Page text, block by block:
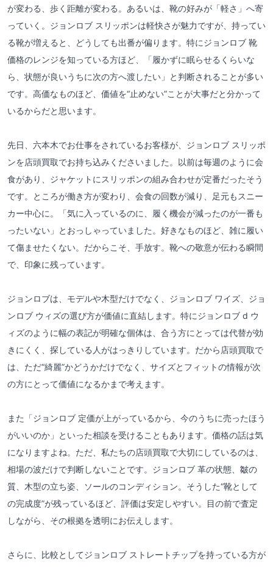
が変わる、歩く距離が変わる。あるいは、靴の好みが「軽さ」へ寄
っていく。ジョンロブ スリッポンは軽快さが魅力ですが、持ってい
る靴が増えると、どうしても出番が偏ります。特にジョンロブ 靴
価格のレンジを知っている方ほど、「履かずに眠らせるくらいな
ら、状態が良いうちに次の方へ渡したい」と判断されることが多い
です。高価なものほど、価値を“止めない”ことが大事だと分かって
いるからだと思います。
先日、六本木でお仕事をされているお客様が、ジョンロブ スリッポ
ンを店頭買取でお持ち込みくださいました。以前は毎週のように会
食があり、ジャケットにスリッポンの組み合わせが定番だったそう
です。ところが働き方が変わり、会食の回数が減り、足元もスニー
カー中心に。「気に入っているのに、履く機会が減ったのが一番も
ったいない」とおっしゃっていました。好きなものほど、雑に履い
て傷ませたくない。だからこそ、手放す。靴への敬意が伝わる瞬間
で、印象に残っています。
ジョンロブは、モデルや木型だけでなく、ジョンロブ ワイズ、ジョ
ンロブ ウィズの選び方が価値に直結します。特にジョンロブ d ウ
ィズのように幅の表記が明確な個体は、合う方にとっては代替が効
きにくく、探している人がはっきりしています。だから店頭買取で
は、ただ“綺麗”かどうかだけでなく、サイズとフィットの情報が次
の方にとって価値になるかまで考えます。
また「ジョンロブ 定価が上がっているから、今のうちに売ったほう
がいいのか」といった相談を受けることもあります。価格の話は気
になりますよね。ただ、私たちの店頭買取で大切にしているのは、
相場の波だけで判断しないことです。ジョンロブ 革の状態、皺の
質、木型の立ち姿、ソールのコンディション。そうした“靴として
の完成度”が残っているほど、評価は安定しやすい。目の前で査定
しながら、その根拠を透明にお伝えします。
さらに、比較としてジョンロブ ストレートチップを持っている方が